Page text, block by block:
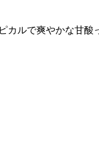
カルで爽やかな甘酸